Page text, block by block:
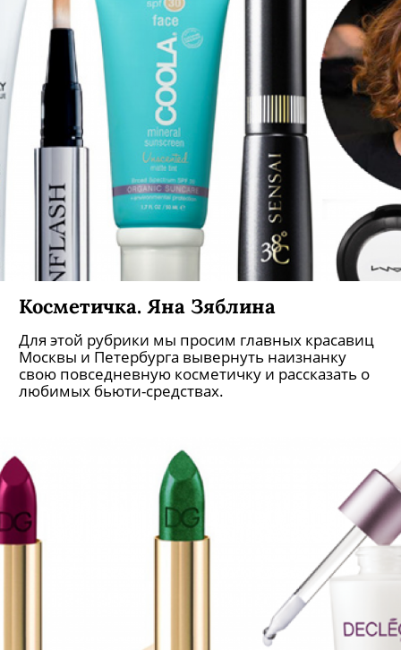
Косметичка. Яна Зяблина
Для этой рубрики мы просим главных красавиц
Москвы и Петербурга вывернуть наизнанку
свою повседневную косметичку и рассказать о
любимых бьюти-средствах.